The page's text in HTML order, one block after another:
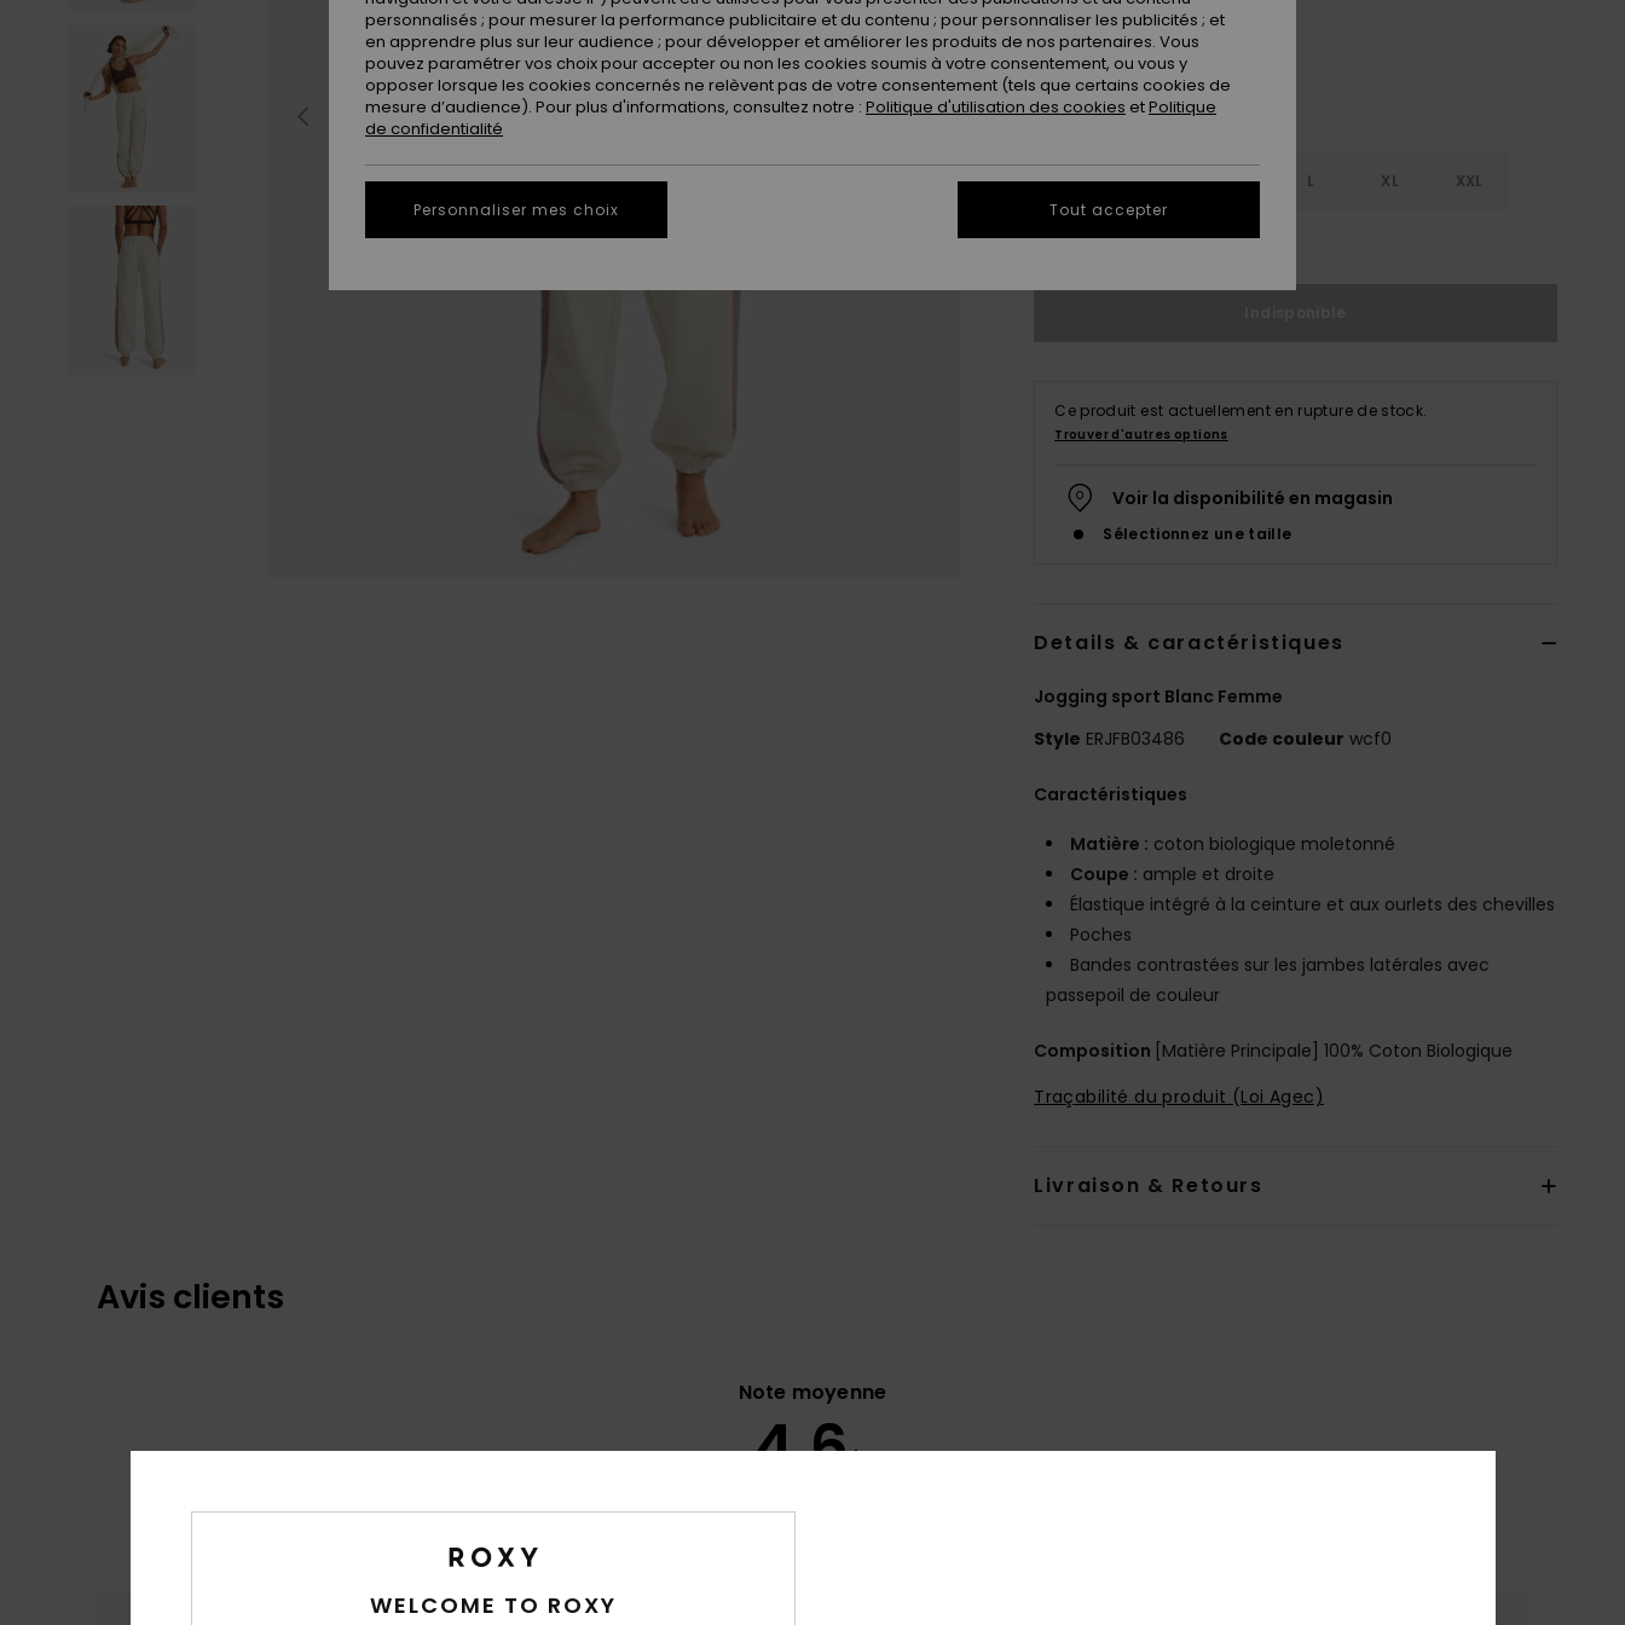
XS S M L XL XXL
Voir le Guide des tailles
Ce produit est actuellement en rupture de stock.
Trouver d'autres options
Voir la disponibilité en magasin
Sélectionnez une taille
Details & caractéristiques
Jogging sport Blanc Femme
Style ERJFB03486 Code couleur wcf0
Caractéristiques
Matière : coton biologique moletonné
Coupe : ample et droite
Élastique intégré à la ceinture et aux ourlets des chevilles
Poches
Bandes contrastées sur les jambes latérales avec
passepoil de couleur
Composition [Matière Principale] 100% Coton Biologique
Traçabilité du produit (Loi Agec)
Livraison & Retours
Avis clients
Note moyenne
4.6
Confort
Rapport qualité / prix
WELCOME TO ROXY
personnalisés ; pour mesurer la performance publicitaire et du contenu ; pour personnaliser les publicités ; et
en apprendre plus sur leur audience ; pour développer et améliorer les produits de nos partenaires. Vous
pouvez paramétrer vos choix pour accepter ou non les cookies soumis à votre consentement, ou vous y
opposer lorsque les cookies concernés ne relèvent pas de votre consentement (tels que certains cookies de
mesure d’audience). Pour plus d'informations, consultez notre : Politique d'utilisation des cookies etPolitique
de confidentialité
Personnaliser mes choix Tout accepter